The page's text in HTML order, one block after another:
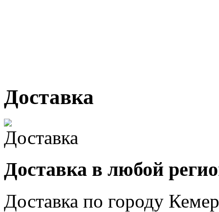
Доставка
Доставка в любой
Доставка по городу